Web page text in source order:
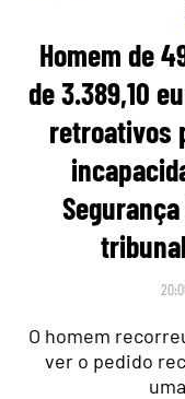
Homem de
de 3.389,10
retroativos
O homem
ver o pedido